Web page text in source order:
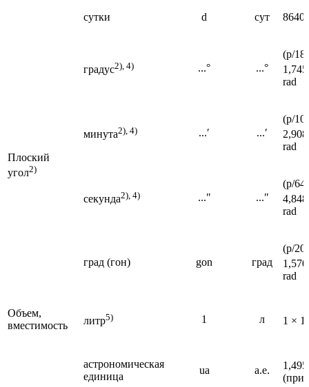
сутки d сут
Плоский
угол2)
градус2), 4) ...° ...°
(p/
rad
минута2), 4) ...′ ...′
(p/
rad
секунда2), 4) ...″ ...″
(p/
rad
град (гон) gon град
(p/
rad
Объем,
вместимость
литр5) 1 л 1 ×
астрономическая
единица
ua а.е.